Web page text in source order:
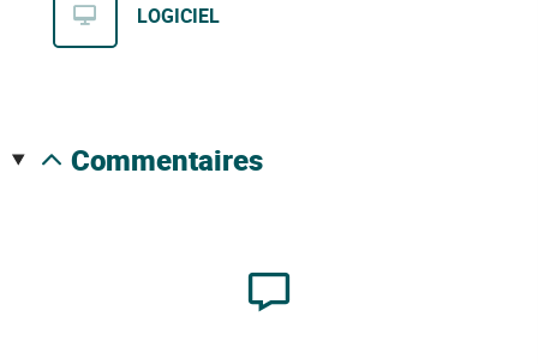
LOGICIEL
commentaires